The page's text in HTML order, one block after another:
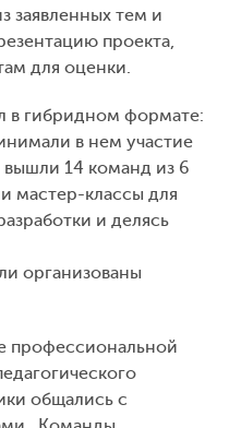
заявленных тем и
проекта,
для оценки.
в гибридном формате:
в нем участие
14 команд из 6
мастер-классы для
и делясь
организованы
профессиональной
общались с